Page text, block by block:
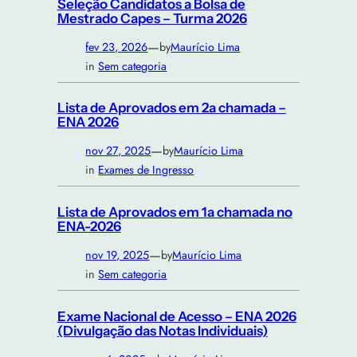
Seleção Candidatos a Bolsa de
Mestrado Capes – Turma 2026
fev 23, 2026—byMaurício Lima
inSem categoria
Lista de Aprovados em 2a chamada –
ENA 2026
nov 27, 2025—byMaurício Lima
in Exames de Ingresso
Lista de Aprovados em 1a chamada no
ENA-2026
nov 19, 2025—byMaurício Lima
inSem categoria
Exame Nacional de Acesso – ENA 2026
(Divulgação das Notas Individuais)